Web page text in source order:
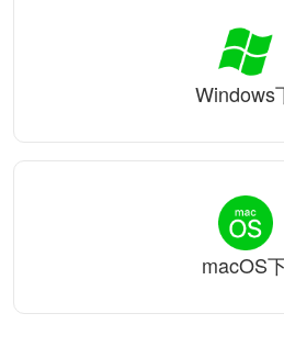
Windows
macOS